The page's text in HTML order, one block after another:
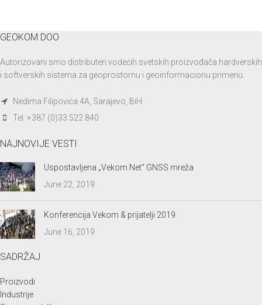
GEOKOM DOO
Autorizovani smo distributeri vodećih svetskih proizvođača hardverskih
i softverskih sistema za geoprostornu i geoinformacionu primenu.
Nedima Filipovića 4A, Sarajevo, BiH
Tel: +387 (0)33 522 840
NAJNOVIJE VESTI
Uspostavljena „Vekom Net“ GNSS mreža
June 22, 2019
Konferencija Vekom & prijatelji 2019
June 16, 2019
SADRŽAJ
Proizvodi
Industrije